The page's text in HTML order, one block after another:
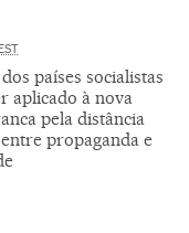
países socialistas
aplicado à nova
pela distância
propaganda e